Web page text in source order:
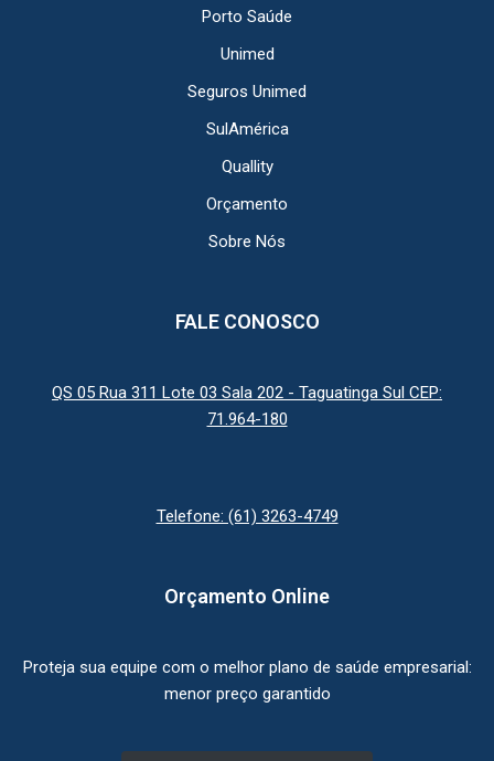
Porto Saúde
Unimed
Seguros Unimed
SulAmérica
Quallity
Orçamento
Sobre Nós
FALE CONOSCO
QS 05 Rua 311 Lote 03 Sala 202 - Taguatinga Sul CEP:
71.964-180
Telefone: (61) 3263-4749
Orçamento Online
Proteja sua equipe com o melhor plano de saúde empresarial:
menor preço garantido